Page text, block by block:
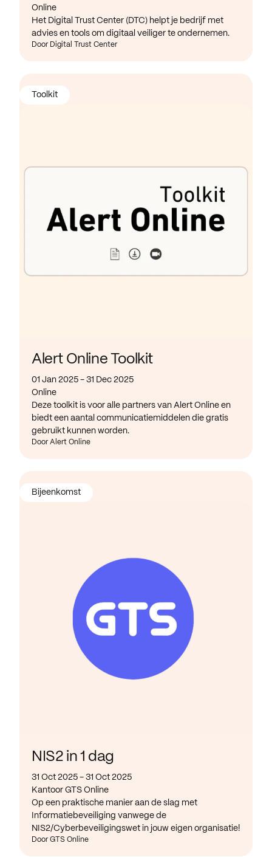
Online
Het Digital Trust Center (DTC) helpt je bedrijf met
advies en tools om digitaal veiliger te ondernemen.
Door Digital Trust Center
Alert Online Toolkit
01 Jan 2025 - 31 Dec 2025
Online
Deze toolkit is voor alle partners van Alert Online en
biedt een aantal communicatiemiddelen die gratis
gebruikt kunnen worden.
Door Alert Online
Toolkit
NIS2 in 1 dag
31 Oct 2025 - 31 Oct 2025
Kantoor GTS Online
Op een praktische manier aan de slag met
Informatiebeveiliging vanwege de
NIS2/Cyberbeveiligingswet in jouw eigen organisatie!
Door GTS Online
Bijeenkomst